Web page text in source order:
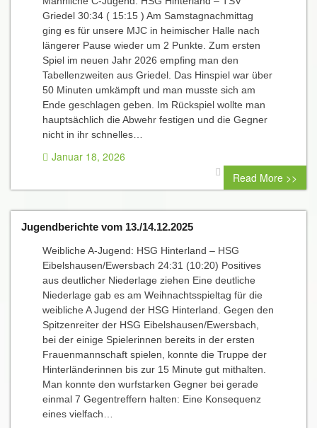
Griedel 30:34 ( 15:15 ) Am Samstagnachmittag
ging es für unsere MJC in heimischer Halle nach
längerer Pause wieder um 2 Punkte. Zum ersten
Spiel im neuen Jahr 2026 empfing man den
Tabellenzweiten aus Griedel. Das Hinspiel war über
50 Minuten umkämpft und man musste sich am
Ende geschlagen geben. Im Rückspiel wollte man
hauptsächlich die Abwehr festigen und die Gegner
nicht in ihr schnelles…
Januar 18, 2026
0 comment
Read More >>
Jugendberichte vom 13./14.12.2025
Weibliche A-Jugend: HSG Hinterland – HSG
Eibelshausen/Ewersbach 24:31 (10:20) Positives
aus deutlicher Niederlage ziehen Eine deutliche
Niederlage gab es am Weihnachtsspieltag für die
weibliche A Jugend der HSG Hinterland. Gegen den
Spitzenreiter der HSG Eibelshausen/Ewersbach,
bei der einige Spielerinnen bereits in der ersten
Frauenmannschaft spielen, konnte die Truppe der
Hinterländerinnen bis zur 15 Minute gut mithalten.
Man konnte den wurfstarken Gegner bei gerade
einmal 7 Gegentreffern halten: Eine Konsequenz
eines vielfach…